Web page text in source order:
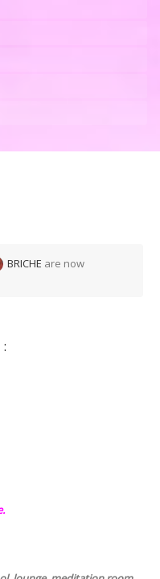
BRICHE are now